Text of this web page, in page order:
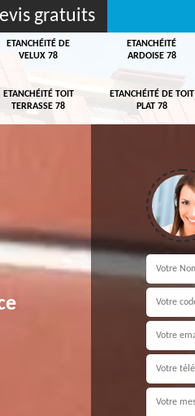
gratuits
ETANCHÉITÉ DE
VELUX 78
ETANCHÉITÉ
ARDOISE 78
ETANCHÉITÉ TOIT
TERRASSE 78
ETANCHÉITÉ DE TOIT
PLAT 78